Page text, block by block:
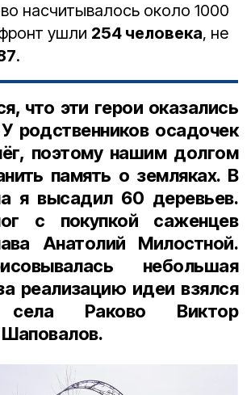
насчитывалось около 1000
ушли 254 человека, не
.
что эти герои оказались
родственников осадочек
поэтому нашим долгом
память о земляках. В
я высадил 60 деревьев.
с покупкой саженцев
Анатолий Милостной.
небольшая
реализацию идеи взялся
села Раково Виктор